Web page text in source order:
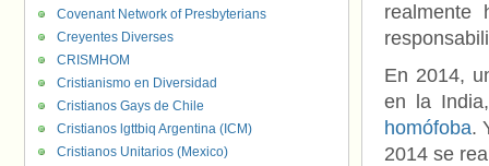
realmente
En 2014,
en la
homófoba.
2014 se
Covenant Network of Presbyterians
Creyentes Diverses
CRISMHOM
Cristianismo en Diversidad
Cristianos Gays de Chile
Cristianos lgttbiq Argentina (ICM)
Cristianos Unitarios (Mexico)